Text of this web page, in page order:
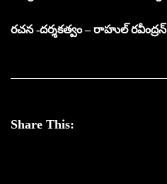
రచన -దర్శకత్వం – రాహుల్ రవీంద్రన్
Share This: